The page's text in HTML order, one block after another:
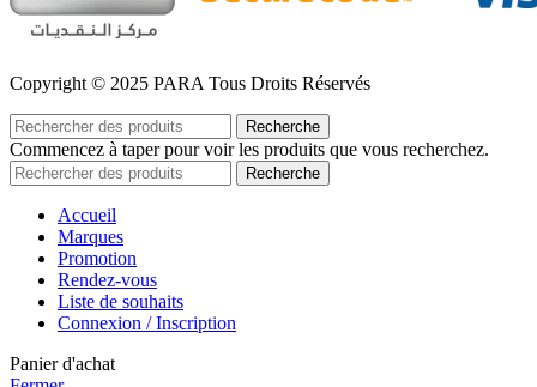
Copyright © 2025 PARA Tous Droits Réservés
Recherche
Commencez à taper pour voir les produits que vous recherchez.
Recherche
Accueil
Marques
Promotion
Rendez-vous
Liste de souhaits
Connexion / Inscription
Panier d'achat